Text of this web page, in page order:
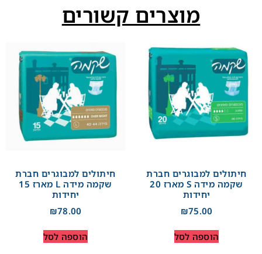
מוצרים קשורים
חיתולים למבוגרים חברת
שקמה מידה S מארז 20
יחידות
₪75.00
הוספה לסל
חיתולים למבוגרים חברת
שקמה מידה L מארז 15
יחידות
₪78.00
הוספה לסל